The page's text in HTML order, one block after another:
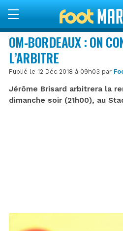
OM-BORDEAUX : ON
L’ARBITRE
Publié le 12 Déc 2018 à 09h03 par
Jérôme Brisard arbitrera la
dimanche soir (21h00), au